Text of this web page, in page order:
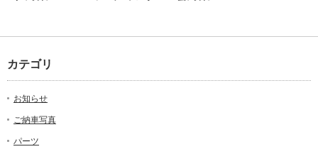
カテゴリ
お知らせ
ご納車写真
パーツ